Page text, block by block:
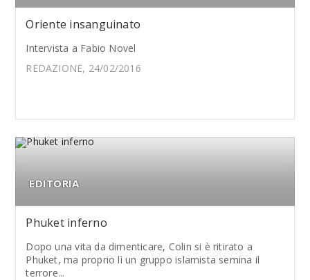
Oriente insanguinato
Intervista a Fabio Novel
REDAZIONE, 24/02/2016
EDITORIA
Phuket inferno
Dopo una vita da dimenticare, Colin si è ritirato a
Phuket, ma proprio lì un gruppo islamista semina il
terrore...